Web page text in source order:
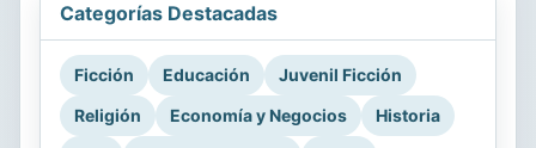
Categorías Destacadas
Ficción Educación
Juvenil Ficción
Religión
Economía y Negocios
Historia